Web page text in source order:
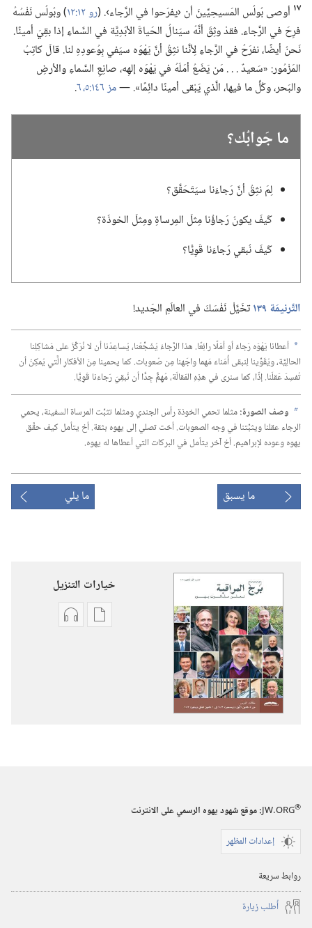
١٧ أوصى بُولُس المَسيحِيِّينَ أن ‹يفرَحوا في الرَّجاء›.‏ (‏رو ١٢:‏١٢
‏)‏ وبُولُس نَفْسُهُ
فرِحَ في الرَّجاء.‏ فقدْ وثِقَ أنَّهُ سيَنالُ الحَياةَ الأبَدِيَّة في السَّماءِ إذا بقِيَ أمينًا.‏
نَحنُ أيضًا،‏ نفرَحُ في الرَّجاءِ لِأنَّنا نثِقُ أنَّ يَهْوَه سيَفي بِوُعودِهِ لنا.‏ قالَ كاتِبُ
المَزْمُور:‏ «سَعيدٌ .‏ .‏ .‏ مَن يَضَعُ أمَلَهُ في يَهْوَه إلهِه،‏ صانِعِ السَّماءِ والأرضِ
والبَحر،‏ وكُلِّ ما فيها،‏ الَّذي يَبْقى أمينًا دائِمًا».‏ —‏مز ١٤٦:‏٥،‏ ٦ ‏.‏
ما جَوابُك؟‏
لِمَ نثِقُ أنَّ رَجاءَنا سيَتَحَقَّق؟‏
كَيفَ يكونُ رَجاؤُنا مِثلَ المِرساةِ ومِثلَ الخوذَة؟‏
كَيفَ نُبقي رَجاءَنا قَوِيًّا؟‏
التَّرنيمَة ١٣٩ تخَيَّلْ نَفْسَكَ في العالَمِ الجَديد!‏
a أعطانا يَهْوَه رَجاءً أو أمَلًا رائِعًا.‏ هذا الرَّجاءُ يُشَجِّعُنا،‏ يُساعِدُنا أن لا نُرَكِّزَ على مَشاكِلِنا
الحالِيَّة،‏ ويُقَوِّينا لِنبقى أُمَناءَ مَهما واجَهنا مِن صُعوبات.‏ كما يحمينا مِنَ الأفكارِ الَّتي يُمكِنُ أن
تُفسِدَ عَقلَنا.‏ إذًا،‏ كما سنرى في هذِهِ المَقالَة،‏ مُهِمٌّ جِدًّا أن نُبقِيَ رَجاءَنا قَوِيًّا.‏
b وصف الصورة:‏مثلما تحمي الخوذة رأس الجندي ومثلما تثبِّت المرساة السفينة،‏ يحمي
الرجاء عقلنا ويثبِّتنا في وجه الصعوبات.‏ أخت تصلي إلى يهوه بثقة.‏ أخ يتأمل كيف حقَّق
يهوه وعوده لإبراهيم.‏ أخ آخر يتأمل في البركات التي أعطاها له يهوه.‏
ما يسبق ما يلي
خيارات التنزيل
خياراتخيارات
JW.ORG®
:‏ موقع شهود يهوه الرسمي على الانترنت
إعدادات المظهر
روابط سريعة
أُطلب زيارة